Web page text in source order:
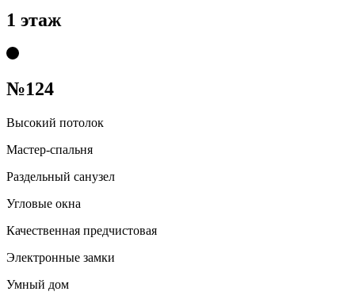
1 этаж
№124
Высокий потолок
Мастер-спальня
Раздельный санузел
Угловые окна
Качественная предчистовая
Электронные замки
Умный дом